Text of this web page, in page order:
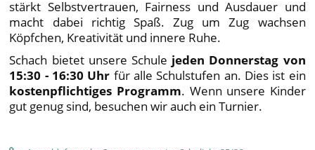
stärkt Selbstvertrauen, Fairness und Ausdauer und
macht dabei richtig Spaß. Zug um Zug wachsen
Köpfchen, Kreativität und innere Ruhe.
Schach bietet unsere Schule jeden Donnerstag von
15:30 - 16:30 Uhr für alle Schulstufen an. Dies ist ein
kostenpflichtiges Programm. Wenn unsere Kinder
gut genug sind, besuchen wir auch ein Turnier.